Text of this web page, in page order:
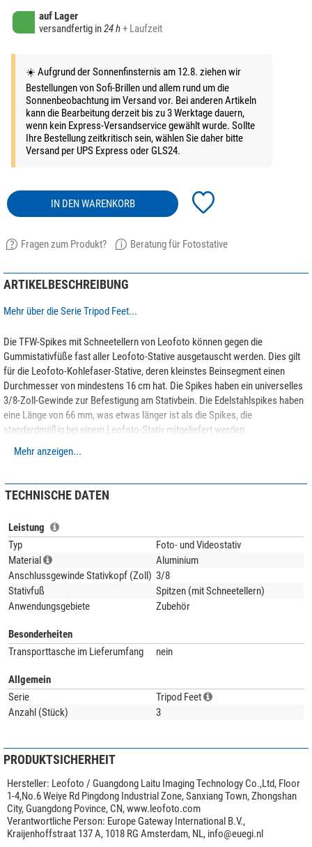
auf Lager
versandfertig in24 h+ Laufzeit
☀️ Aufgrund der Sonnenfinsternis am 12.8. ziehen wir
Bestellungen von Sofi-Brillen und allem rund um die
Sonnenbeobachtung im Versand vor. Bei anderen Artikeln
kann die Bearbeitung derzeit bis zu 3 Werktage dauern,
wenn kein Express-Versandservice gewählt wurde. Sollte
Ihre Bestellung zeitkritisch sein, wählen Sie daher bitte
Versand per UPS Express oder GLS24.
IN DEN WARENKORB
Fragen zum Produkt? Beratung für Fotostative
ARTIKELBESCHREIBUNG
Mehr über die Serie Tripod Feet...
Die TFW-Spikes mit Schneetellern von Leofoto können gegen die
Gummistativfüße fast aller Leofoto-Stative ausgetauscht werden. Dies gilt
für die Leofoto-Kohlefaser-Stative, deren kleinstes Beinsegment einen
Durchmesser von mindestens 16 cm hat. Die Spikes haben ein universelles
3/8-Zoll-Gewinde zur Befestigung am Stativbein. Die Edelstahlspikes haben
eine Länge von 66 mm, was etwas länger ist als die Spikes, die
standardmäßig bei einem Leofoto-Stativ mitgeliefert werden.
Mehr anzeigen...
TECHNISCHE DATEN
Leistung
Typ
Foto- und Videostativ
Material
Aluminium
Anschlussgewinde Stativkopf (Zoll) 3/8
Stativfuß
Spitzen (mit Schneetellern)
Anwendungsgebiete
Zubehör
Besonderheiten
Transporttasche im Lieferumfang
nein
Allgemein
Serie
Tripod Feet
Anzahl (Stück)
3
PRODUKTSICHERHEIT
Hersteller: Leofoto / Guangdong Laitu Imaging Technology Co.,Ltd, Floor
1-4,No.6 Weiye Rd Pingdong Industrial Zone, Sanxiang Town, Zhongshan
City, Guangdong Povince, CN, www.leofoto.com
Verantwortliche Person: Europe Gateway International B.V.,
Kraijenhoffstraat 137 A, 1018 RG Amsterdam, NL, info@euegi.nl